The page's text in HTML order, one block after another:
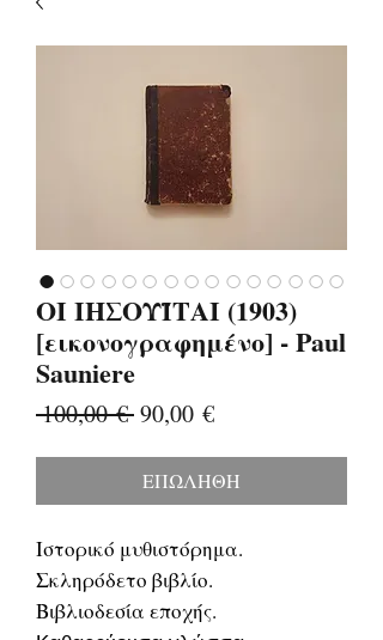
ΟΙ ΙΗΣΟΥΪΤΑΙ (1903)
[εικονογραφημένο] - Paul
Sauniere
100,00 € Κανονική
90,00 €Τιμή
ΕΠΩΛΗΘΗ
Ιστορικό μυθιστόρημα.
Σκληρόδετο βιβλίο.
Βιβλιοδεσία εποχής.